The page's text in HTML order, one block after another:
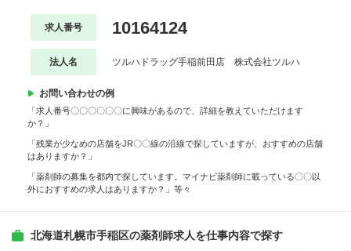
求人番号 10164124
法人名 ツルハドラッグ手稲前田店 株式会社ツルハ
お問い合わせの例
「求人番号〇〇〇〇〇〇に興味があるので、詳細を教えていただけます
か？」
「残業が少なめの店舗をJR〇〇線の沿線で探していますが、おすすめの店舗
はありますか？」
「薬剤師の募集を都内で探しています。マイナビ薬剤師に載っている〇〇以
外におすすめの求人はありますか？」等々
北海道札幌市手稲区の薬剤師求人を仕事内容で探す